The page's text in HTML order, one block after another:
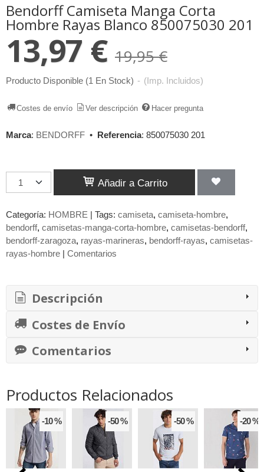
Bendorff Camiseta Manga Corta
Hombre Rayas Blanco 850075030 201
13,97 € 19,95 €
Producto Disponible (1 En Stock) - (Imp. Incluidos)
Costes de envío Ver descripción Hacer pregunta
Marca: BENDORFF • Referencia: 850075030 201
Añadir a Carrito
Categoría: HOMBRE | Tags: camiseta camiseta-hombre
bendorff camisetas-manga-corta-hombre camisetas-bendorff
bendorff-zaragoza rayas-marineras bendorff-rayas camisetas-
rayas-hombre | Comentarios
Descripción
Costes de Envío
Comentarios
Productos Relacionados
-10 % -50 % -50 % -20 %